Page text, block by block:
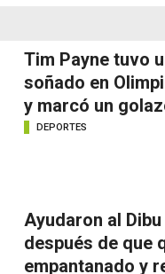
Tim Payne tuvo
soñado en
y marcó un
DEPORTES
Ayudaron al
después de que
empantanado y